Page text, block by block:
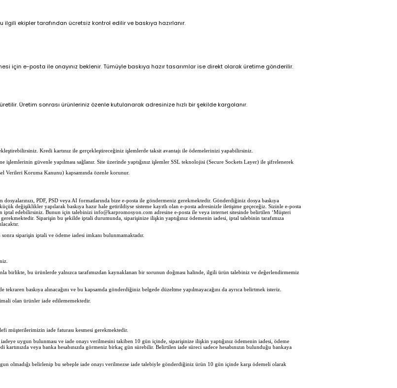
ilgili ekipler tarafından ücretsiz kontrol edilir ve baskıya hazırlanır.
için e-posta ile onayınız beklenir. Tümüyle baskıya hazır tasarımlar ise direkt olarak üretime gönderilir.
Üretim sonrası ürünleriniz özenle kutulanarak adresinize hızlı bir şekilde kargolanır.
Kredi kartınız ile gerçekleştireceğiniz işlemlerde taksit avantajı ile ödemelerinizi yapabilirsiniz.
güvenle yapılması sağlanır. Site üzerinde yaptığınız işlemler SSL teknolojisi (Secure Sockets Layer) ile şifrelenerek
Verileri Koruma Kanunu) kapsamında özenle korunur.
PDF, PSD veya AI formatlarında bize e-posta ile göndermeniz gerekmektedir. Gönderdiğiniz dosya baskıya
değişiklikler yapılarak baskıya hazır hale getirildiyse sisteme kayıtlı olan e-posta adresinizle iletişime geçeceğiz. Sizinle e-posta
edebilirsiniz. Bunun için talebinizi info@karpromosyon.com adresine e-posta ile veya internet sitesinde belirtilen ‘Müşteri
Siparişin bu şekilde iptali durumunda, siparişinize ilişkin yaptığınız ödemenin iadesi, iptal talebinin tarafımıza
siparişin iptali ve ödeme iadesi imkanı bulunmamaktadır.
birlikte, bu ürünlerde yalnızca tarafımızdan kaynaklanan bir sorunun doğması halinde, ilgili ürün talebiniz ve değerlendirmemiz
baskıya alınacağını ve bu kapsamda gönderdiğiniz belgede düzeltme yapılmayacağını da ayrıca belirtmek isteriz.
olan ürünler iade edilememektedir.
müşterilerimizin iade faturası kesmesi gerekmektedir.
uygun bulunması ve iade onayı verilmesini takiben 10 gün içinde, siparişinize ilişkin yaptığınız ödemenin iadesi, ödeme
veya banka hesabınızda görmeniz birkaç gün sürebilir. Belirtilen iade süreci sadece hesabınızın bulunduğu bankaya
olmadığı belirlenip bu sebeple iade onayı verilmezse iade talebiyle gönderdiğiniz ürün 10 gün içinde karşı ödemeli olarak